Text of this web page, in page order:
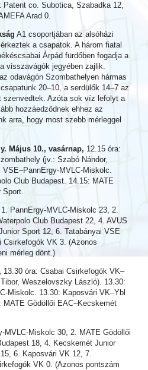
co. Subotica, Szabadka 12,
Arad 0.
A1 csoportjában az alsóházi
a csapatok. A három fiatal
Árpád fürdőben fogadja a
visszavágók jegyében zajlik.
odavágón Szombathelyen hármas
20–10, a serdülők 14–7 az
szenvedtek. Azóta sok víz lefolyt a
hozzáedződnek ehhez az
arra, hogy most szebb mérleggel
Május 10., vasárnap, 12.15 óra:
(jv.: Szabó Nándor,
MVLC-Miskolc.
Club Budapest. 14.15: MATE
Sport.
PannErgy-MVLC-Miskolc 23, 2.
Club Budapest 22, 4. AVUS
Sport 12, 6. Tatabányai VSE
VK 3. (Azonos
mérleg dönt.)
13.30 óra: Csabai Csirkefogók VK–
Weszelovszky László). 13.30:
Miskolc. 13.30: Kaposvári VK–Ybl
MATE Gödöllői EAC–Kecskemét
MVLC-Miskolc 30, 2. MATE Gödöllői
18, 4. Kecskemét Junior
6. Kaposvári VK 12, 7.
VK 0. (Azonos pontszám